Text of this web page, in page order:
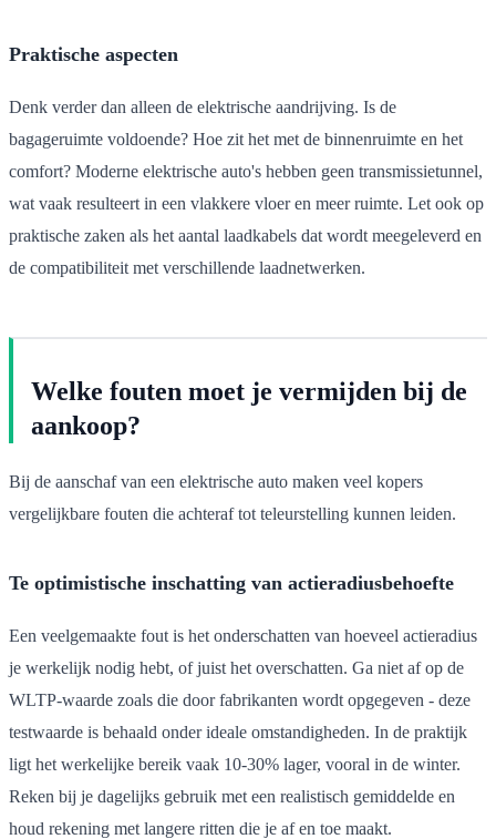
Praktische aspecten
Denk verder dan alleen de elektrische aandrijving. Is de
bagageruimte voldoende? Hoe zit het met de binnenruimte en het
comfort? Moderne elektrische auto's hebben geen transmissietunnel,
wat vaak resulteert in een vlakkere vloer en meer ruimte. Let ook op
praktische zaken als het aantal laadkabels dat wordt meegeleverd en
de compatibiliteit met verschillende laadnetwerken.
Welke fouten moet je vermijden bij de
aankoop?
Bij de aanschaf van een elektrische auto maken veel kopers
vergelijkbare fouten die achteraf tot teleurstelling kunnen leiden.
Te optimistische inschatting van actieradiusbehoefte
Een veelgemaakte fout is het onderschatten van hoeveel actieradius
je werkelijk nodig hebt, of juist het overschatten. Ga niet af op de
WLTP-waarde zoals die door fabrikanten wordt opgegeven - deze
testwaarde is behaald onder ideale omstandigheden. In de praktijk
ligt het werkelijke bereik vaak 10-30% lager, vooral in de winter.
Reken bij je dagelijks gebruik met een realistisch gemiddelde en
houd rekening met langere ritten die je af en toe maakt.